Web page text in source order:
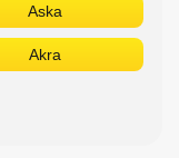
Aska
Akra